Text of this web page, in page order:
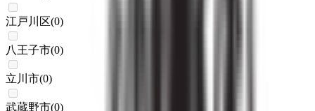
江戸川区(0)
八王子市(0)
立川市(0)
武蔵野市(0)